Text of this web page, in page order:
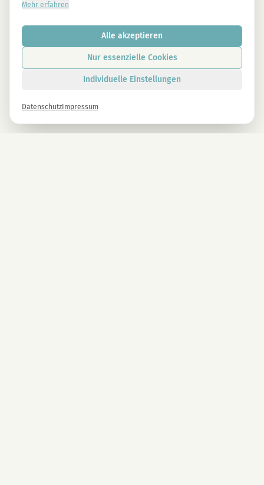
Mehr erfahren
Alle akzeptieren
Nur essenzielle Cookies
Individuelle Einstellungen
Datenschutz Impressum